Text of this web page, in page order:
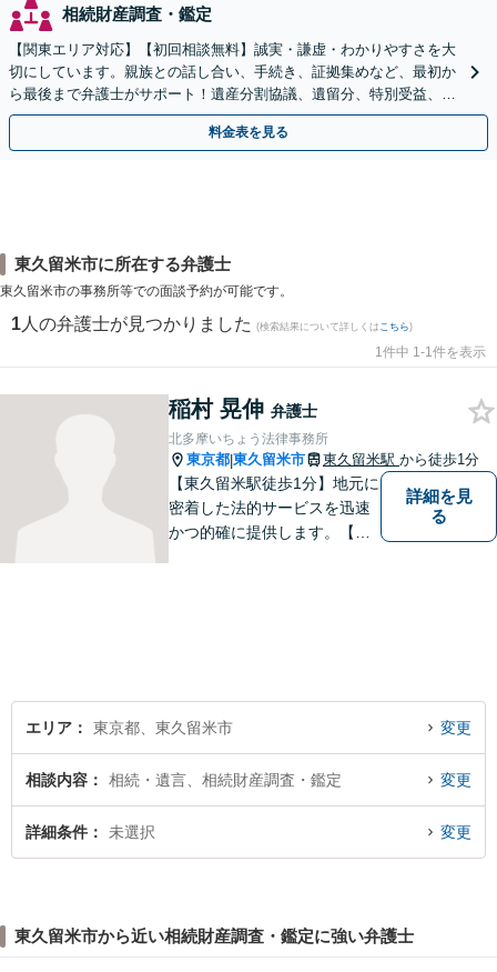
相続財産調査・鑑定
【関東エリア対応】【初回相談無料】誠実・謙虚・わかりやすさを大
切にしています。親族との話し合い、手続き、証拠集めなど、最初か
ら最後まで弁護士がサポート！遺産分割協議、遺留分、特別受益、使
い込み、相続放棄など、お任せ【弁護士歴15年以上】
料金表を見る
東久留米市に所在する弁護士
東久留米市の事務所等での面談予約が可能です。
1 人の弁護士が見つかりました (検索結果について詳しくは こちら)
1件中 1-1件を表示
稲村 晃伸 弁護士
北多摩いちょう法律事務所
東京都|東久留米市 東久留米駅 から徒歩1分
【東久留米駅徒歩1分】地元に
密着した法的サービスを迅速
かつ的確に提供します。【当
詳細を見
る
エリア 東京都、東久留米市 変更
相談内容 相続・遺言、相続財産調査・鑑定 変更
詳細条件 未選択 変更
東久留米市から近い相続財産調査・鑑定に強い弁護士